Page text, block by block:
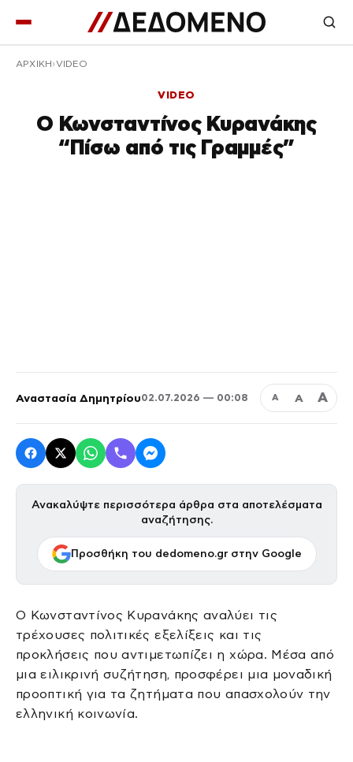
ΑΡΧΙΚΉ VIDEO
VIDEO
Ο Κωνσταντίνος Κυρανάκης
“Πίσω από τις Γραμμές”
Αναστασία Δημητρίου02.07.2026 — 00:08 Α Α Α
Ανακαλύψτε περισσότερα άρθρα στα αποτελέσματα
αναζήτησης.
Προσθήκη του dedomeno.gr στην Google
Ο Κωνσταντίνος Κυρανάκης αναλύει τις
τρέχουσες πολιτικές εξελίξεις και τις
προκλήσεις που αντιμετωπίζει η χώρα. Μέσα από
μια ειλικρινή συζήτηση, προσφέρει μια μοναδική
προοπτική για τα ζητήματα που απασχολούν την
ελληνική κοινωνία.